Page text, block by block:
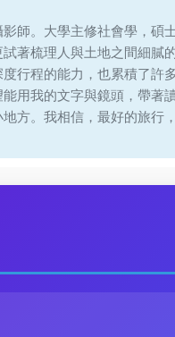
師。大學主修社會學，碩
著梳理人與土地之間細膩
行程的能力，也累積了許
用我的文字與鏡頭，帶著
方。我相信，最好的旅行